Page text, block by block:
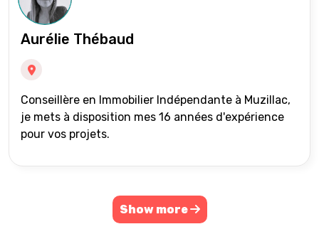
Aurélie Thébaud
Conseillère en Immobilier Indépendante à Muzillac,
je mets à disposition mes 16 années d'expérience
pour vos projets.
Show more